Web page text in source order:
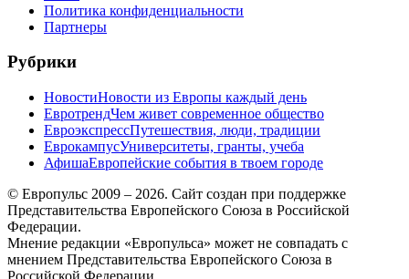
Политика конфиденциальности
Партнеры
Рубрики
НовостиНовости из Европы каждый день
ЕвротрендЧем живет современное общество
ЕвроэкспрессПутешествия, люди, традиции
ЕврокампусУниверситеты, гранты, учеба
АфишаЕвропейские события в твоем городе
© Европульс 2009 – 2026. Сайт создан при поддержке
Представительства Европейского Союза в Российской
Федерации.
Мнение редакции «Европульса» может не совпадать с
мнением Представительства Европейского Союза в
Российской Федерации.